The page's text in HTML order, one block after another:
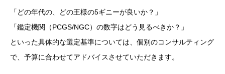
「どの年代の、どの王様の5ギニーが良いか？」
「鑑定機関（PCGS/NGC）の数字はどう見るべきか？」
といった具体的な選定基準については、個別のコンサルティング
で、予算に合わせてアドバイスさせていただきます。